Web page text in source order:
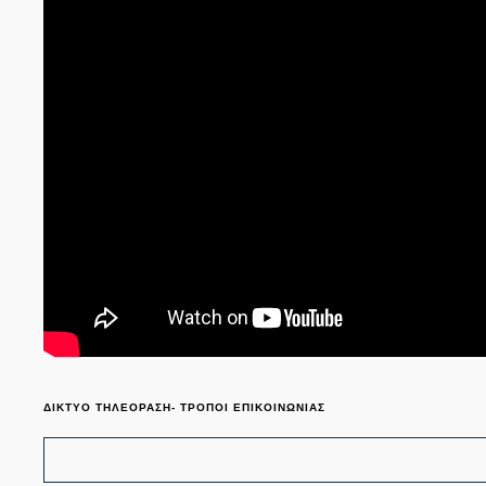
ΔΙΚΤΥΟ ΤΗΛΕΟΡΑΣΗ- ΤΡΟΠΟΙ ΕΠΙΚΟΙΝΩΝΙΑΣ